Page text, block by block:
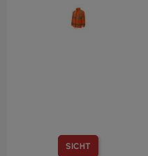
SICHT